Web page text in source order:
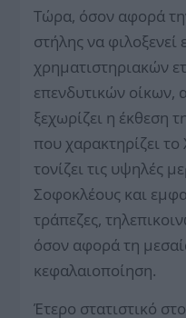
Τώρα, όσον αφορά
στήλης να φιλοξενεί
χρηματιστηριακών
επενδυτικών οίκων,
ξεχωρίζει η έκθεση
που χαρακτηρίζει
τονίζει τις υψηλές
Σοφοκλέους και
τράπεζες,
όσον αφορά τη
κεφαλαιοποίηση.
Έτερο στατιστικό